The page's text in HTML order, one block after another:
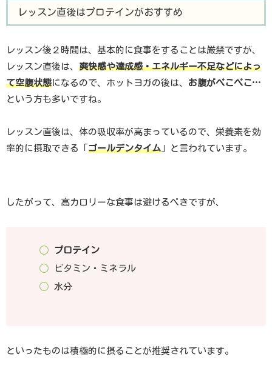
レッスン直後はプロテインがおすすめ
レッスン後２時間は、基本的に食事をすることは厳禁ですが、
レッスン直後は、 爽快感や達成感・エネルギー不足などによっ
て空腹状態になるので、ホットヨガの後は、 お腹がぺこぺこ…
という方も多いですね。
レッスン直後は、体の吸収率が高まっているので、栄養素を効
率的に摂取できる「 ゴールデンタイム 」と言われています。
したがって、高カロリーな食事は避けるべきですが、
プロテイン
ビタミン・ミネラル
水分
といったものは積極的に摂ることが推奨されています。